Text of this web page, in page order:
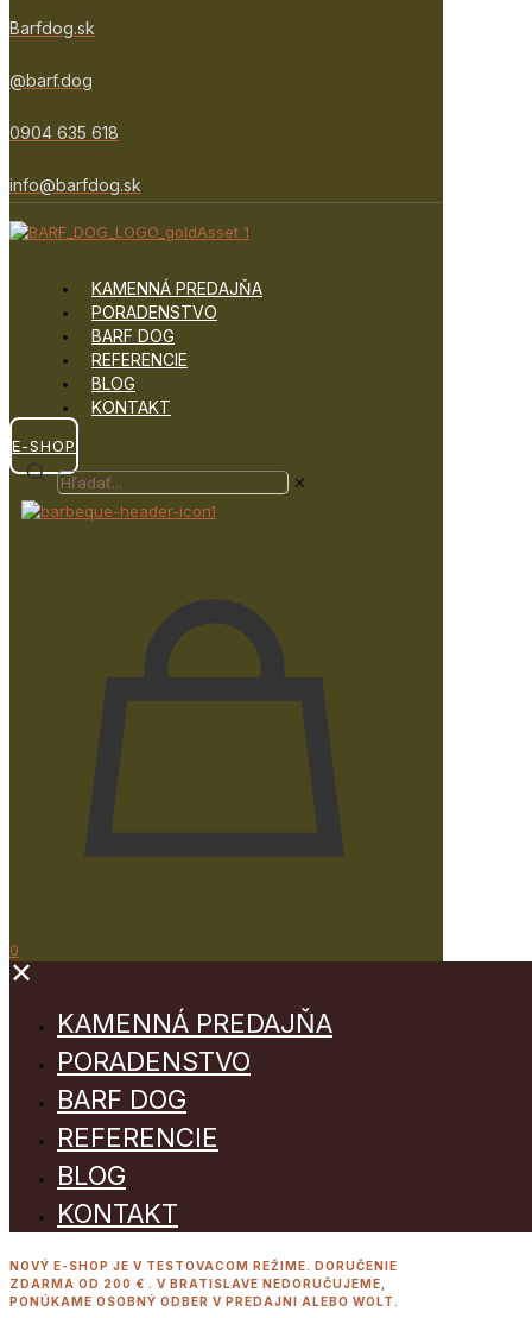
Barfdog.sk
@barf.dog
0904 635 618
info@barfdog.sk
KAMENNÁ PREDAJŇA
PORADENSTVO
BARF DOG
REFERENCIE
BLOG
KONTAKT
E-SHOP
✕
0
✕
KAMENNÁ PREDAJŇA
PORADENSTVO
BARF DOG
REFERENCIE
BLOG
KONTAKT
NOVÝ E-SHOP JE V TESTOVACOM REŽIME. DORUČENIE
ZDARMA OD 200 € . V BRATISLAVE NEDORUČUJEME,
PONÚKAME OSOBNÝ ODBER V PREDAJNI ALEBO WOLT.